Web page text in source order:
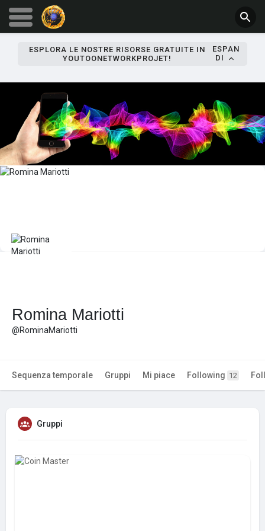
ESPLORA LE NOSTRE RISORSE GRATUITE IN
YOUTOONETWORKPROJET!
ESPAN
DI
Romina Mariotti
@RominaMariotti
Sequenza temporale Gruppi Mi piace Following 12
Gruppi